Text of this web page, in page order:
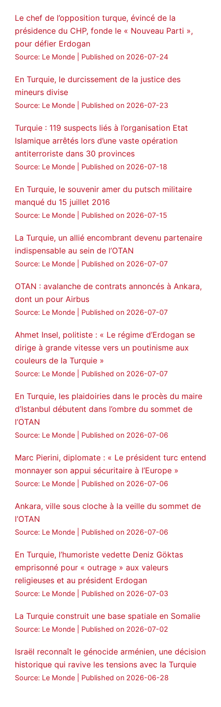
🔗https://medyanews.rs/h4lwBwQ
3
Le chef de l’opposition turque, évincé de la
présidence du CHP, fonde le « Nouveau Parti »,
pour défier Erdogan
Source: Le Monde Published on 2026-07-24
En Turquie, le durcissement de la justice des
mineurs divise
Source: Le Monde Published on 2026-07-23
Turquie : 119 suspects liés à l’organisation Etat
Islamique arrêtés lors d’une vaste opération
antiterroriste dans 30 provinces
Source: Le Monde Published on 2026-07-18
En Turquie, le souvenir amer du putsch militaire
manqué du 15 juillet 2016
Source: Le Monde Published on 2026-07-15
La Turquie, un allié encombrant devenu partenaire
indispensable au sein de l’OTAN
Source: Le Monde Published on 2026-07-07
OTAN : avalanche de contrats annoncés à Ankara,
dont un pour Airbus
Source: Le Monde Published on 2026-07-07
Ahmet Insel, politiste : « Le régime d’Erdogan se
dirige à grande vitesse vers un poutinisme aux
couleurs de la Turquie »
Source: Le Monde Published on 2026-07-07
En Turquie, les plaidoiries dans le procès du maire
d’Istanbul débutent dans l’ombre du sommet de
l’OTAN
Source: Le Monde Published on 2026-07-06
Marc Pierini, diplomate : « Le président turc entend
monnayer son appui sécuritaire à l’Europe »
Source: Le Monde Published on 2026-07-06
Ankara, ville sous cloche à la veille du sommet de
l’OTAN
Source: Le Monde Published on 2026-07-06
En Turquie, l’humoriste vedette Deniz Göktas
emprisonné pour « outrage » aux valeurs
religieuses et au président Erdogan
Source: Le Monde Published on 2026-07-03
La Turquie construit une base spatiale en Somalie
Source: Le Monde Published on 2026-07-02
Israël reconnaît le génocide arménien, une décision
historique qui ravive les tensions avec la Turquie
Source: Le Monde Published on 2026-06-28